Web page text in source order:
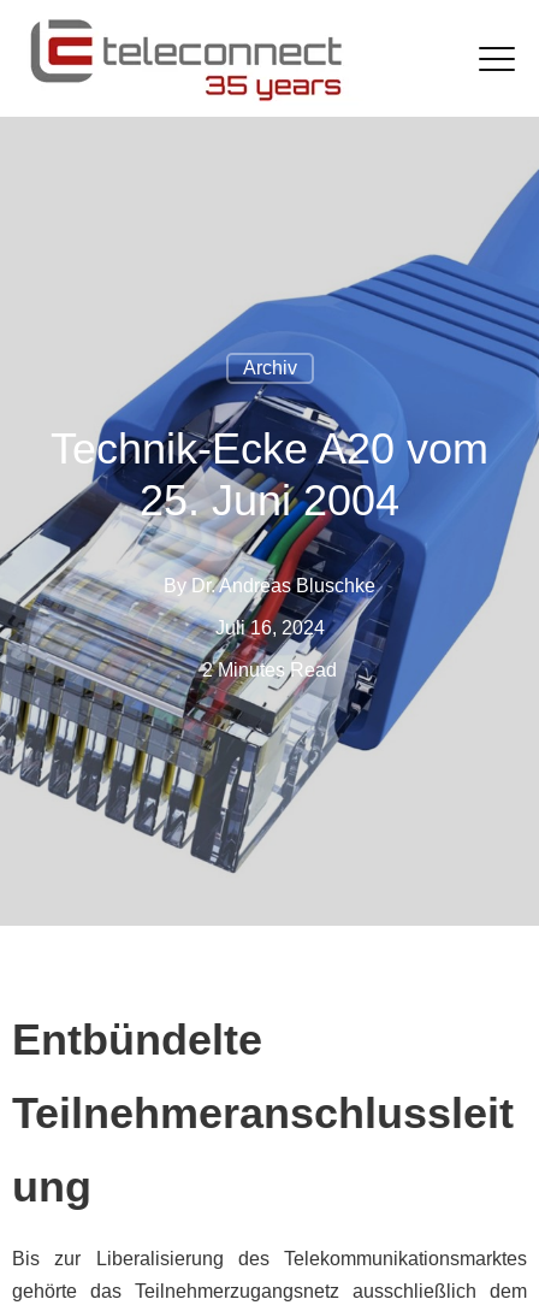
Archiv
Technik-Ecke A20 vom
25. Juni 2004
By Dr. Andreas Bluschke
Juli 16, 2024
2 Minutes Read
Entbündelte
Teilnehmeranschlussleit
ung
Bis zur Liberalisierung des Telekommunikationsmarktes
gehörte das Teilnehmerzugangsnetz ausschließlich dem